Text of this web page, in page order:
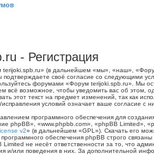
- Регистрация
(в дальнейшем «мы», «наш»,
подтверждаете своё согласие со следующими
форумами «Форум terijoki.spb.ru». Мы
всё возможное, чтобы уведомить вас об этом,
этот текст на предмет изменений, так как
условий означает ваше согласие с
программного обеспечения для
phpBB», «www.phpbb.com», «phpBB Limited»,
v2» (в дальнейшем «GPL»). Скачать его
обеспечения phpBB строго
не несёт ответственности за то, что
и/или поведения в них. За дополнительной